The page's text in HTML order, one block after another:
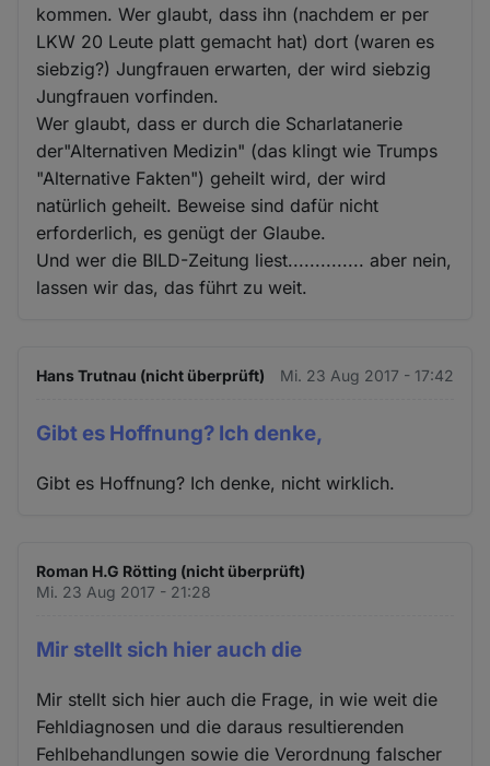
kommen. Wer glaubt, dass ihn (nachdem er per
LKW 20 Leute platt gemacht hat) dort (waren es
siebzig?) Jungfrauen erwarten, der wird siebzig
Jungfrauen vorfinden.
Wer glaubt, dass er durch die Scharlatanerie
der"Alternativen Medizin" (das klingt wie Trumps
"Alternative Fakten") geheilt wird, der wird
natürlich geheilt. Beweise sind dafür nicht
erforderlich, es genügt der Glaube.
Und wer die BILD-Zeitung liest.............. aber nein,
lassen wir das, das führt zu weit.
Hans Trutnau (nicht überprüft) Mi. 23 Aug 2017 - 17:42
Gibt es Hoffnung? Ich denke,
Gibt es Hoffnung? Ich denke, nicht wirklich.
Roman H.G Rötting (nicht überprüft)
Mi. 23 Aug 2017 - 21:28
Mir stellt sich hier auch die
Mir stellt sich hier auch die Frage, in wie weit die
Fehldiagnosen und die daraus resultierenden
Fehlbehandlungen sowie die Verordnung falscher